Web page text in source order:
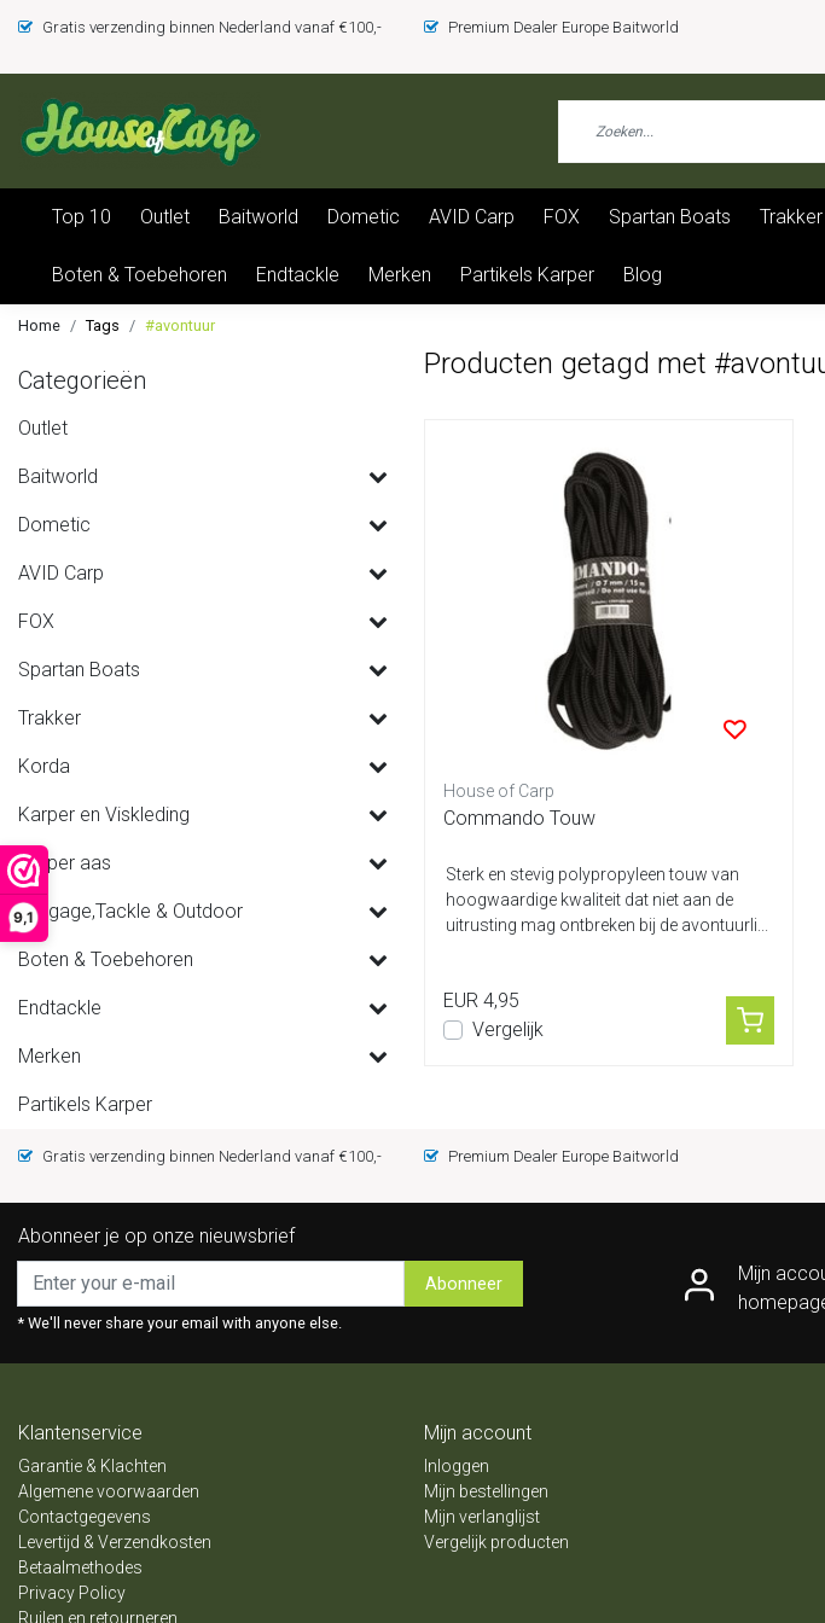
9,1
Gratis verzending binnen Nederland vanaf €100,- Premium Dealer Europe Baitworld
Top 10 Outlet Baitworld Dometic AVID Carp FOX Spartan Boats Trakker
Boten & Toebehoren Endtackle Merken Partikels Karper Blog
Home Tags #avontuur
Categorieën
Outlet
Baitworld
Dometic
AVID Carp
FOX
Spartan Boats
Trakker
Korda
Karper en Viskleding
Karper aas
Luggage,Tackle & Outdoor
Boten & Toebehoren
Endtackle
Merken
Partikels Karper
Producten getagd met
House of Carp
Commando Touw
Sterk en stevig polypropyleen touw van
hoogwaardige kwaliteit dat niet aan de
uitrusting mag ontbreken bij de avontuurli...
EUR 4,95
Vergelijk
Gratis verzending binnen Nederland vanaf €100,- Premium Dealer Europe Baitworld
Abonneer je op onze nieuwsbrief
Abonneer
* We'll never share your email with anyone else.
Mijn
Klantenservice
Garantie & Klachten
Algemene voorwaarden
Contactgegevens
Levertijd & Verzendkosten
Betaalmethodes
Privacy Policy
Ruilen en retourneren
Mijn account
Inloggen
Mijn bestellingen
Mijn verlanglijst
Vergelijk producten